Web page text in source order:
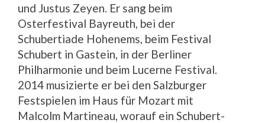
und Justus Zeyen. Er sang beim
Osterfestival Bayreuth, bei der
Schubertiade Hohenems, beim Festival
Schubert in Gastein, in der Berliner
Philharmonie und beim Lucerne Festival.
2014 musizierte er bei den Salzburger
Festspielen im Haus für Mozart mit
Malcolm Martineau, worauf ein Schubert-